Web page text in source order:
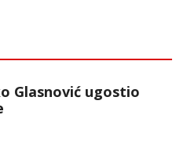
Glasnović ugostio